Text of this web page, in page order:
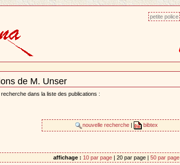
petite police
de M. Unser
dans la liste des publications :
nouvelle recherche bibtex
affichage : 10 par page | 20 par page | 50 par page